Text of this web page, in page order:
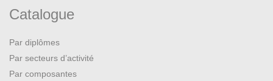
Catalogue
Par diplômes
Par secteurs d’activité
Par composantes